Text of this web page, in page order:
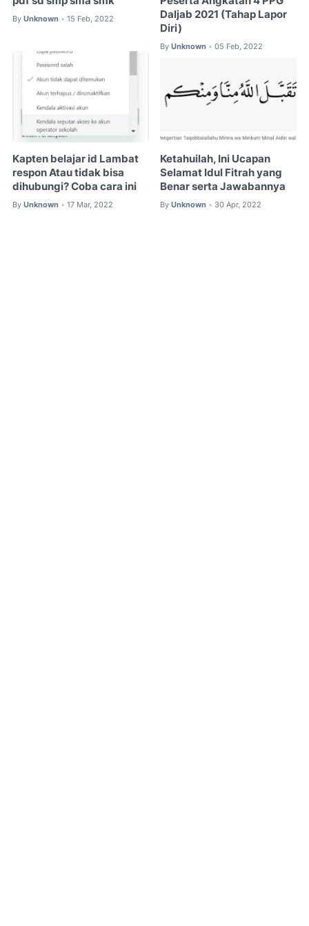
By Unknown • 15 Feb, 2022
Daljab 2021 (Tahap Lapor
Diri)
By Unknown • 05 Feb, 2022
Kapten belajar id Lambat
respon Atau tidak bisa
dihubungi? Coba cara ini
By Unknown • 17 Mar, 2022
Ketahuilah, Ini Ucapan
Selamat Idul Fitrah yang
Benar serta Jawabannya
By Unknown • 30 Apr, 2022